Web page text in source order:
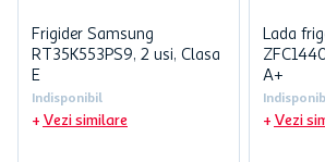
Frigider Samsung
RT35K553PS9, 2 usi, Clasa
E
Indisponibil
Vezi similare
Lada
A+
Vezi